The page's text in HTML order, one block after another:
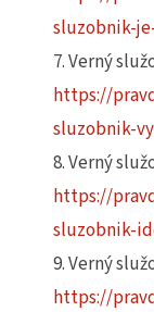
sluzobnik-
7. Verný
https://
sluzobnik-
8. Verný
https://
sluzobnik-
9. Verný
https://